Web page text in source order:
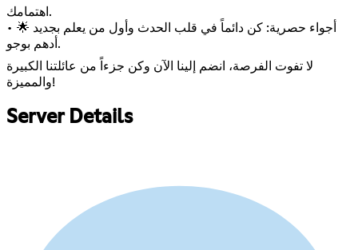
اهتمامك.
• 🌟 أجواء حصرية: كن دائماً في قلب الحدث وأول من يعلم بجديد
أدهم بوجو.
لا تفوت الفرصة، انضم إلينا الآن وكن جزءاً من عائلتنا الكبيرة
والمميزة!
Server Details